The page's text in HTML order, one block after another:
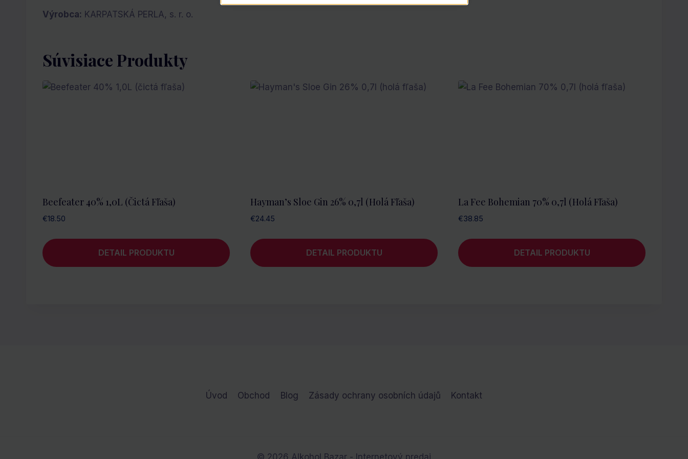
Výrobca: KARPATSKÁ PERLA, s. r. o.
Súvisiace Produkty
Beefeater 40% 1,0L (čictá Fľaša)
€18.50
DETAIL PRODUKTU
Hayman’s Sloe Gin 26% 0,7l (holá Fľaša)
€24.45
DETAIL PRODUKTU
La Fee Bohemian 70% 0,7l (holá Fľaša)
€38.85
DETAIL PRODUKTU
Úvod Obchod Blog Zásady ochrany osobních údajů Kontakt
© 2026 Alkohol Bazar - Internetový predaj